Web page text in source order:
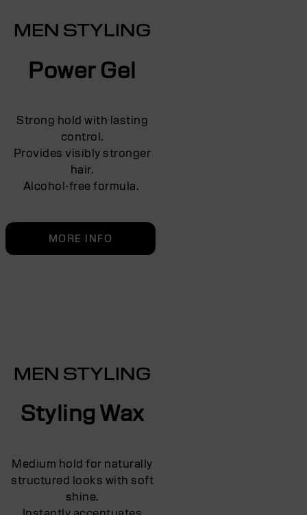
MEN STYLING
Power Gel
Strong hold with lasting
control.
Provides visibly stronger
hair.
Alcohol-free formula.
MORE INFO
MEN STYLING
Styling Wax
Medium hold for naturally
structured looks with soft
shine.